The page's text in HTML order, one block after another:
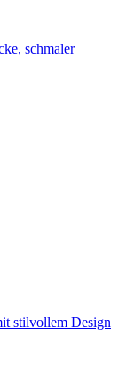
schmaler
stilvollem Design